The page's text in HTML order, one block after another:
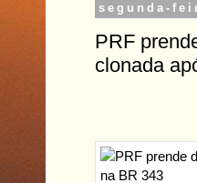
segunda-
PRF
clonada